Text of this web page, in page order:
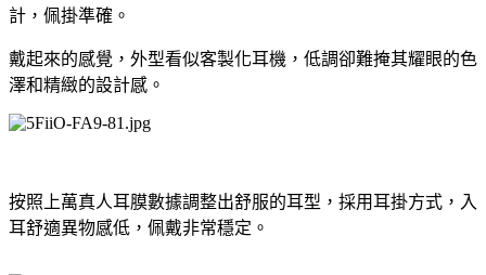
計，佩掛準確。
戴起來的感覺，外型看似客製化耳機，低調卻難掩其耀眼的色
澤和精緻的設計感。
按照上萬真人耳膜數據調整出舒服的耳型，採用耳掛方式，入
耳舒適異物感低，佩戴非常穩定。